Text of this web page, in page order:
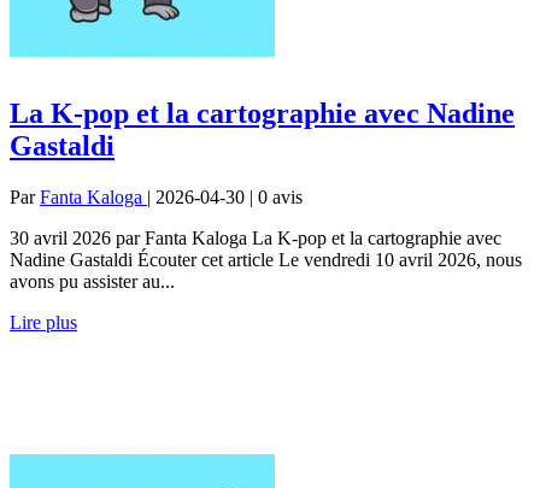
La K-pop et la cartographie avec Nadine
Gastaldi
ParFanta Kaloga | 2026-04-30 | 0 avis
30 avril 2026 par Fanta Kaloga La K-pop et la cartographie avec
Nadine Gastaldi Écouter cet article Le vendredi 10 avril 2026, nous
avons pu assister au...
Lire plus